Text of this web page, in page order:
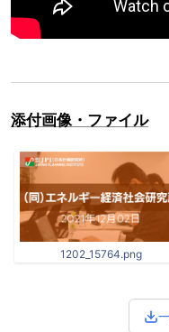
添付画像・ファイル
1202_15764.png